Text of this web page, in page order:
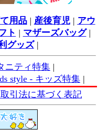
用品| 産後育児| アウ
ト | マザーズバッグ|
グッズ|
ニティ特集 |
style - キッズ特集|
引法に基づく表記